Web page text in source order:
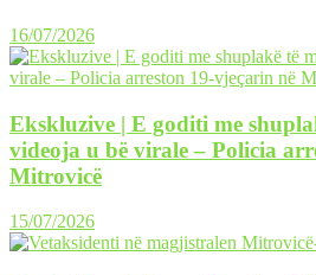
16/07/2026
Ekskluzive | E goditi me
videoja u bë virale – Policia
Mitrovicë
15/07/2026